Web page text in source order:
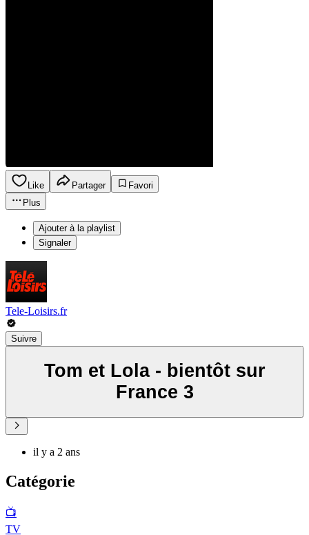
Like Partager
Favori
Plus
Ajouter à la playlist
Signaler
Tele-Loisirs.fr
Suivre
Tom et Lola - bientôt sur
France 3
il y a 2 ans
Catégorie
📺
TV